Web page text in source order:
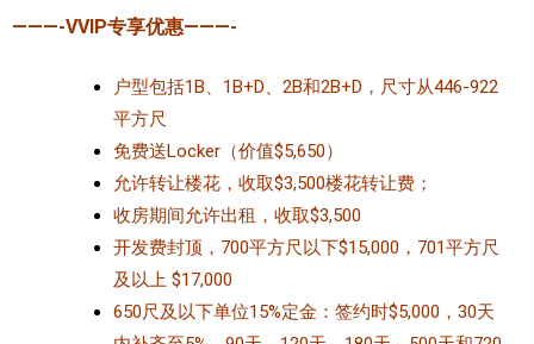
———-VVIP专享优惠———-
户型包括1B、1B+D、2B和2B+D，尺寸从446-922
平方尺
免费送Locker（价值$5,650）
允许转让楼花，收取$3,500楼花转让费；
收房期间允许出租，收取$3,500
开发费封顶，700平方尺以下$15,000，701平方尺
及以上 $17,000
650尺及以下单位15%定金：签约时$5,000，30天